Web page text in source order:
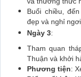
Buổi chiều,
đẹp và nghỉ ngơi.
Ngày 3:
Tham quan
Thuận và khởi
Phương tiện: